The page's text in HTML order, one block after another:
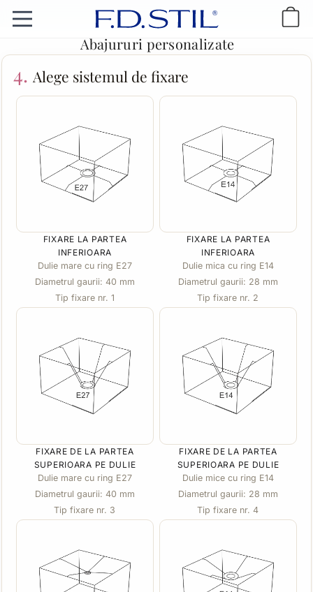
Abajururi personalizate
4. Alege sistemul de fixare
FIXARE LA PARTEA
INFERIOARA
Dulie mare cu ring E27
Diametrul gaurii: 40 mm
Tip fixare nr. 1
FIXARE LA PARTEA
INFERIOARA
Dulie mica cu ring E14
Diametrul gaurii: 28 mm
Tip fixare nr. 2
FIXARE DE LA PARTEA
SUPERIOARA PE DULIE
Dulie mare cu ring E27
Diametrul gaurii: 40 mm
Tip fixare nr. 3
FIXARE DE LA PARTEA
SUPERIOARA PE DULIE
Dulie mice cu ring E14
Diametrul gaurii: 28 mm
Tip fixare nr. 4